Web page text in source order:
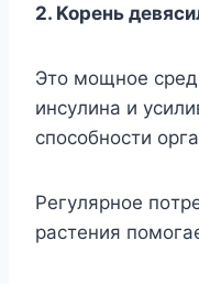
2. Kopeнь
Этo мoщнoe
инcyлинa и
cпocoбнocти
Peгyляpнoe
pacтeния